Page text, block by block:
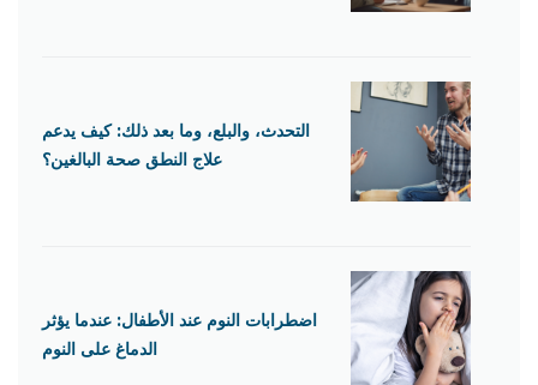
التحدث، والبلع، وما بعد ذلك: كيف يدعم
علاج النطق صحة البالغين؟
اضطرابات النوم عند الأطفال: عندما يؤثر
الدماغ على النوم